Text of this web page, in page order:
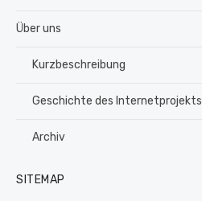
Über uns
Kurzbeschreibung
Geschichte des Internetprojekts
Archiv
SITEMAP